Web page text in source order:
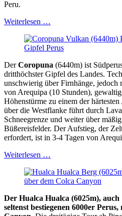
Peru.
Weiterlesen …
DerCoropuna (6440m) ist
dritthöchster Gipfel des Landes.
unschwierig über Firnhänge, jedoch
von Arequipa (10 Stunden),
Höhenstürme zu einem der
über die Westflanke führt durch
Schneegrenze und weiter über
Büßereisfelder. Der Aufstieg, der
erfordert, ist in 3-4 Tagen von
Weiterlesen …
Der Hualca Hualca (6025m),
seltenst bestiegenen 6000er